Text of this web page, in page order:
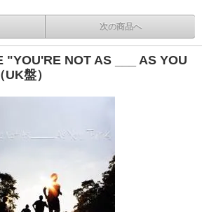
次の商品へ
"YOU'RE NOT AS ___ AS YOU
盤）